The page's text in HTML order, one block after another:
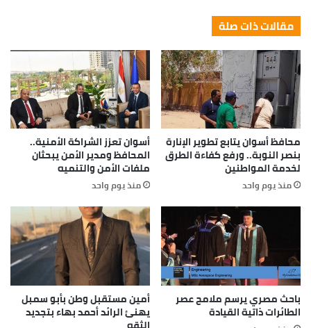
now it’s green because I ain’t give up. Never surrender.
[/padding]
Great things in business are never
done by one person. They’re done by a
team of people.
Steve Jobs
They never said winning was easy. Some people can’t
handle success, I can. You see the hedges, how I got it
shaped up? It’s important to shape up your hedges, it’s
like getting a haircut, stay fresh. I told you all this
before, when you have a swimming pool, do not use